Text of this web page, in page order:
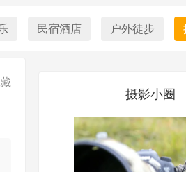
民宿酒店 户外徒步
摄影小圈